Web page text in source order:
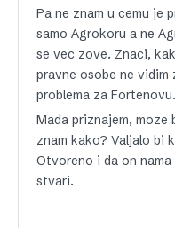
Pa ne znam u cemu je
samo Agrokoru a ne
se vec zove. Znaci,
pravne osobe ne
problema za Fortenovu.
Mada priznajem, moze
znam kako? Valjalo bi
Otvoreno i da on
stvari.